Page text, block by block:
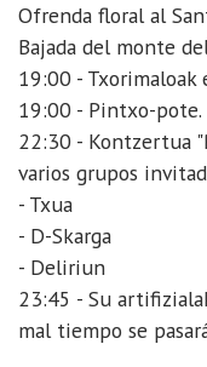
Ofrenda floral al
Bajada del monte
19:00 -
19:00 - Pintxo-pote.
22:30 - Kontzertua
varios grupos
- Txua
- D-Skarga
- Deliriun
23:45 - Su
mal tiempo se